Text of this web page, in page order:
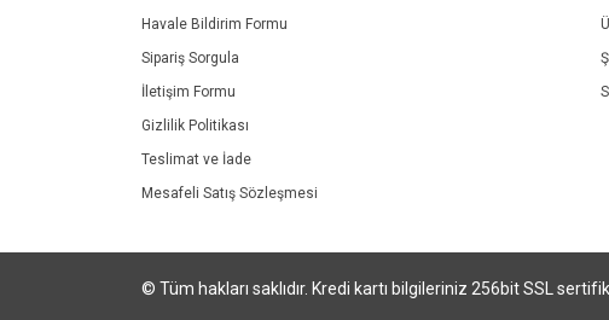
Havale Bildirim Formu
Sipariş Sorgula
İletişim Formu
Gizlilik Politikası
Teslimat ve İade
Mesafeli Satış Sözleşmesi
© Tüm hakları saklıdır. Kredi kartı bilgileriniz 256bit SSL